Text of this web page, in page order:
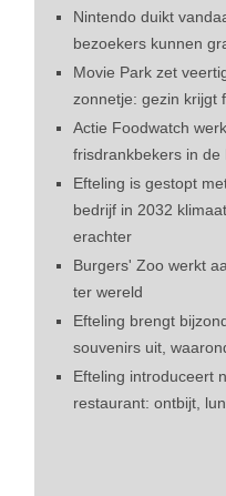
Nintendo duikt
bezoekers kunnen
Movie Park zet
zonnetje: gezin krijgt
Actie Foodwatch
frisdrankbekers in de
Efteling is gestopt
bedrijf in 2032
erachter
Burgers' Zoo werkt
ter wereld
Efteling brengt
souvenirs uit,
Efteling introduceert
restaurant: ontbijt,